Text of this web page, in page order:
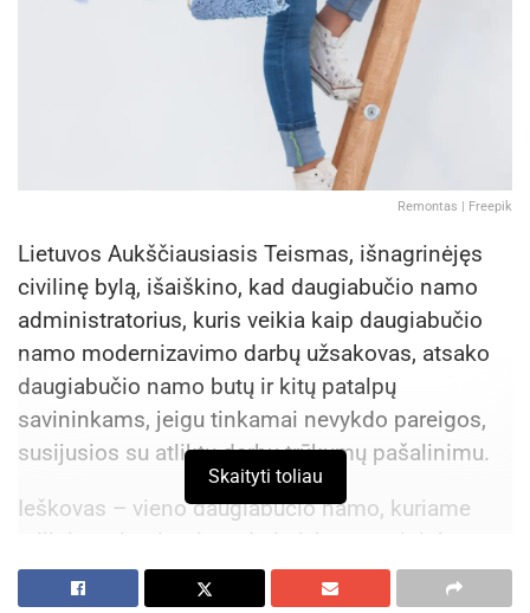
Remontas | Freepik
Lietuvos Aukščiausiasis Teismas, išnagrinėjęs
civilinę bylą, išaiškino, kad daugiabučio namo
administratorius, kuris veikia kaip daugiabučio
namo modernizavimo darbų užsakovas, atsako
daugiabučio namo butų ir kitų patalpų
savininkams, jeigu tinkamai nevykdo pareigos,
susijusios su atliktų darbų trūkumų pašalinimu.
Ieškovas – vieno daugiabučio namo, kuriame
atlikti modernizavimo darbai, buto savininkas.
Kadangi atlikti darbai turėjo trūkumų ir į jo
Skaityti toliau